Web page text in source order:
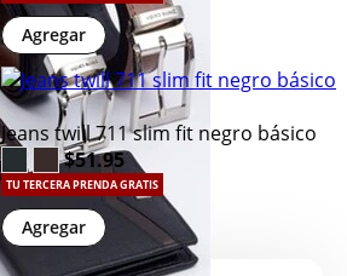
Agregar
Jeans twill 711 slim fit negro básico
$51.95
TU TERCERA PRENDA GRATIS
Agregar